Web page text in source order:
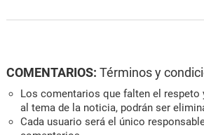
COMENTARIOS: Términos y
Los comentarios que falten el respeto
al tema de la noticia, podrán ser
Cada usuario será el único